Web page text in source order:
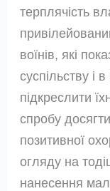
терплячість
воїнів, які
суспільству і
підкреслити
спробу
позитивної
огляду на
нанесення